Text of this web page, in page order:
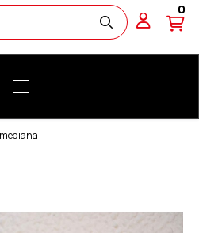
0
Navegación de palanca
☰